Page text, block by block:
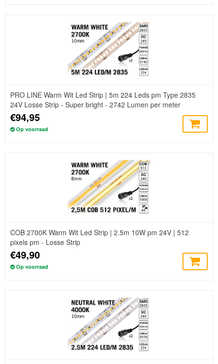
PRO LINE Warm Wit Led Strip | 5m 224 Leds pm Type 2835
24V Losse Strip - Super bright - 2742 Lumen per meter
€94,95
Op voorraad
COB 2700K Warm Wit Led Strip | 2.5m 10W pm 24V | 512
pixels pm - Losse Strip
€49,90
Op voorraad